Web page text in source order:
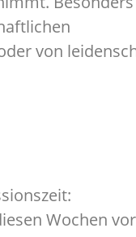
von
Wochen